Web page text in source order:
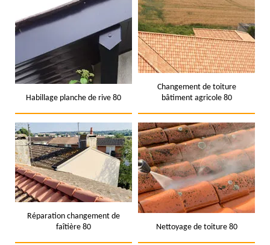
Habillage planche de rive 80
Changement de toiture
bâtiment agricole 80
Réparation changement de
faîtière 80
Nettoyage de toiture 80